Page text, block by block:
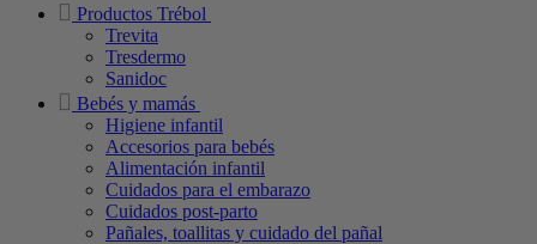
Productos Trébol
Trevita
Tresdermo
Sanidoc
Bebés y mamás
Higiene infantil
Accesorios para bebés
Alimentación infantil
Cuidados para el embarazo
Cuidados post-parto
Pañales, toallitas y cuidado del pañal